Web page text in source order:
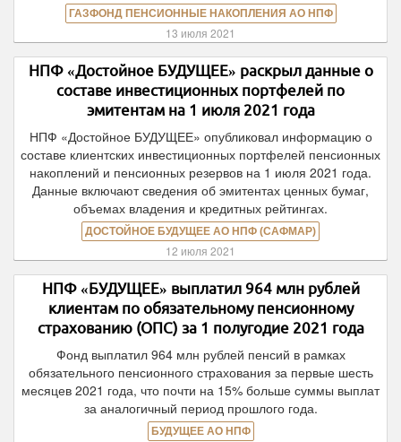
ГАЗФОНД ПЕНСИОННЫЕ НАКОПЛЕНИЯ АО НПФ
13 июля 2021
НПФ «Достойное БУДУЩЕЕ» раскрыл данные о
составе инвестиционных портфелей по
эмитентам на 1 июля 2021 года
НПФ «Достойное БУДУЩЕЕ» опубликовал информацию о
составе клиентских инвестиционных портфелей пенсионных
накоплений и пенсионных резервов на 1 июля 2021 года.
Данные включают сведения об эмитентах ценных бумаг,
объемах владения и кредитных рейтингах.
ДОСТОЙНОЕ БУДУЩЕЕ АО НПФ (САФМАР)
12 июля 2021
НПФ «БУДУЩЕЕ» выплатил 964 млн рублей
клиентам по обязательному пенсионному
страхованию (ОПС) за 1 полугодие 2021 года
Фонд выплатил 964 млн рублей пенсий в рамках
обязательного пенсионного страхования за первые шесть
месяцев 2021 года, что почти на 15% больше суммы выплат
за аналогичный период прошлого года.
БУДУЩЕЕ АО НПФ